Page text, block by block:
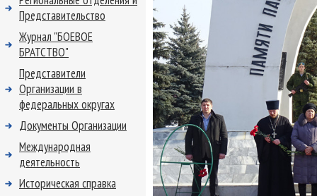
Представительство
Журнал "БОЕВОЕ
БРАТСТВО"
Представители
Организации в
федеральных округах
Документы Организации
Международная
деятельность
Историческая справка